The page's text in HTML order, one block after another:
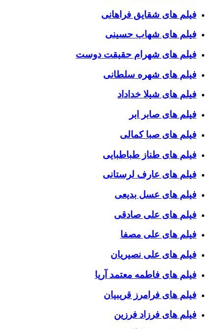
فیلم های شقایق فراهانی
فیلم های شهاب حسینی
فیلم های شهرام حقیقت دوست
فیلم های شهره سلطانی
فیلم های شیلا خداداد
فیلم های صابر ابر
فیلم های صبا کمالی
فیلم های طناز طباطبایی
فیلم های عارف لرستانی
فیلم های عسل بدیعی
فیلم های علی صادقی
فیلم های علی مصفا
فیلم های علی نصیریان
فیلم های فاطمه معتمد آریا
فیلم های فرامرز قریبیان
فیلم های فرزاد فرزین